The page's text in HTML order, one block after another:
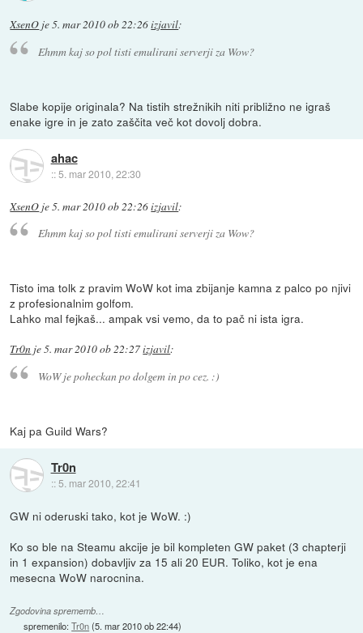
XsenO je5. mar 2010 ob 22:26izjavil:
Ehmm kaj so pol tisti emulirani serverji za Wow?
Slabe kopije originala? Na tistih strežnikih niti približno ne igraš
enake igre in je zato zaščita več kot dovolj dobra.
ahac
::5. mar 2010, 22:30
XsenO je5. mar 2010 ob 22:26izjavil:
Ehmm kaj so pol tisti emulirani serverji za Wow?
Tisto ima tolk z pravim WoW kot ima zbijanje kamna z palco po njivi
z profesionalnim golfom.
Lahko mal fejkaš... ampak vsi vemo, da to pač ni ista igra.
Tr0n je5. mar 2010 ob 22:27izjavil:
WoW je poheckan po dolgem in po cez. :)
Kaj pa Guild Wars?
Tr0n
:: 5. mar 2010, 22:41
GW ni oderuski tako, kot je WoW. :)
Ko so ble na Steamu akcije je bil kompleten GW paket (3 chapterji
in 1 expansion) dobavljiv za 15 ali 20 EUR. Toliko, kot je ena
mesecna WoW narocnina.
Zgodovina sprememb…
spremenilo:Tr0n(5. mar 2010 ob 22:44)